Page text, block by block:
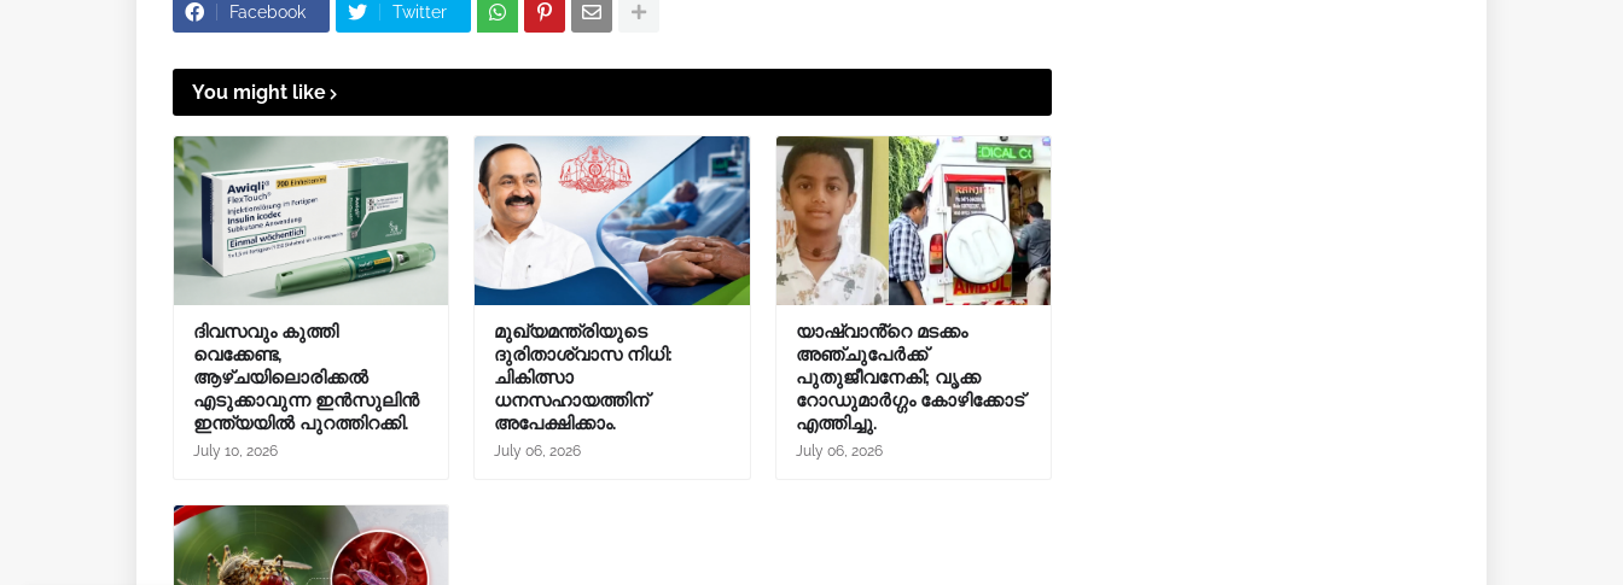
Facebook Twitter
You might like
ദിവസവും കുത്തി
വെക്കേണ്ട,
ആഴ്ചയിലൊരിക്കൽ
എടുക്കാവുന്ന ഇൻസുലിൻ
ഇന്ത്യയിൽ പുറത്തിറക്കി.
July 10, 2026
മുഖ്യമന്ത്രിയുടെ
ദുരിതാശ്വാസ നിധി:
ചികിത്സാ
ധനസഹായത്തിന്
അപേക്ഷിക്കാം.
July 06, 2026
യാഷ്‌വാൻ്റെ മടക്കം
അഞ്ചുപേർക്ക്
പുതുജീവനേകി; വൃക്ക
റോഡുമാർഗ്ഗം കോഴിക്കോട്
എത്തിച്ചു.
July 06, 2026